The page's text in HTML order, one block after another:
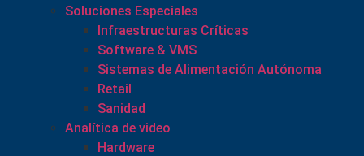
Soluciones Especiales
Infraestructuras Críticas
Software & VMS
Sistemas de Alimentación Autónoma
Retail
Sanidad
Analítica de video
Hardware